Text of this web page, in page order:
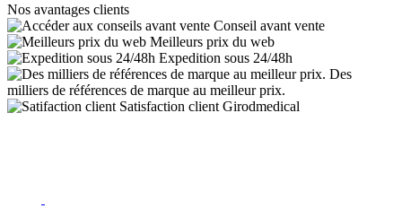
Nos avantages clients
Conseil avant vente
Meilleurs prix du web
Expedition sous 24/48h
Des
milliers de références de marque au meilleur prix.
Satisfaction client Girodmedical